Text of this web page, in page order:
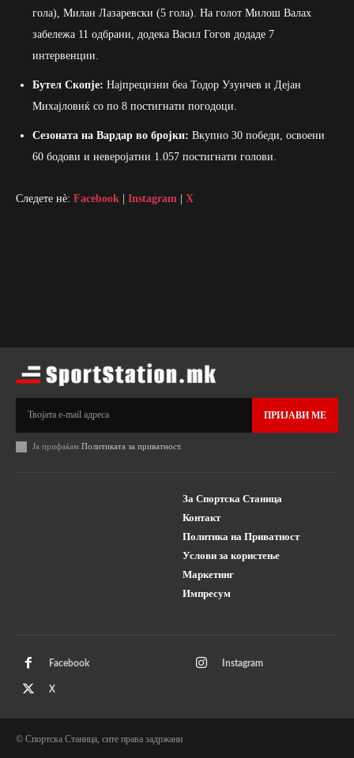
гола), Милан Лазаревски (5 гола). На голот Милош Валах
забележа 11 одбрани, додека Васил Гогов додаде 7
интервенции.
Бутел Скопје: Најпрецизни беа Тодор Узунчев и Дејан
Михајловиќ со по 8 постигнати погодоци.
Сезоната на Вардар во бројки: Вкупно 30 победи, освоени
60 бодови и неверојатни 1.057 постигнати голови.
Следете нè: Facebook Instagram X
ПРИЈАВИ МЕ
Ја прифаќам Политиката за приватност.
За Спортска Станица
Контакт
Политика на Приватност
Услови за користење
Маркетинг
Импресум
Facebook Instagram
X
© Спортска Станица, сите права задржани